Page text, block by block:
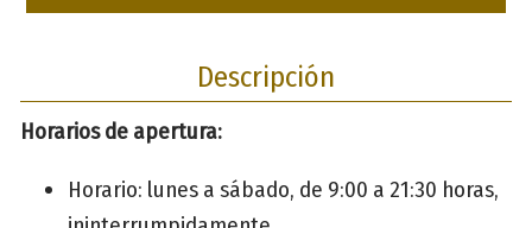
Descripción
Horarios de apertura:
Horario: lunes a sábado, de 9:00 a 21:30 horas,